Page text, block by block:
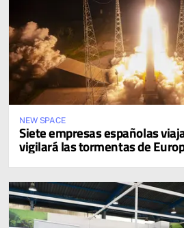
NEW SPACE
Siete empresas españolas
vigilará las tormentas de